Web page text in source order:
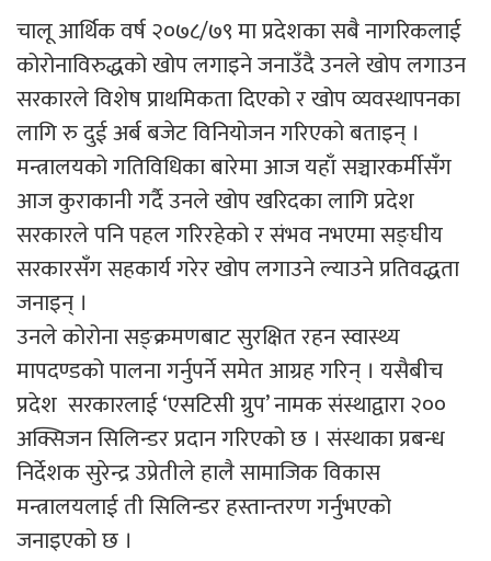
चालू आर्थिक वर्ष २०७८/७९ मा प्रदेशका सबै नागरिकलाई
कोरोनाविरुद्धको खोप लगाइने जनाउँदै उनले खोप लगाउन
सरकारले विशेष प्राथमिकता दिएको र खोप व्यवस्थापनका
लागि रु दुई अर्ब बजेट विनियोजन गरिएको बताइन् ।
मन्त्रालयको गतिविधिका बारेमा आज यहाँ सञ्चारकर्मीसँग
आज कुराकानी गर्दै उनले खोप खरिदका लागि प्रदेश
सरकारले पनि पहल गरिरहेको र संभव नभएमा सङ्घीय
सरकारसँग सहकार्य गरेर खोप लगाउने ल्याउने प्रतिवद्धता
जनाइन् ।
उनले कोरोना सङ्क्रमणबाट सुरक्षित रहन स्वास्थ्य
मापदण्डको पालना गर्नुपर्ने समेत आग्रह गरिन् । यसैबीच
प्रदेश सरकारलाई ‘एसटिसी ग्रुप’ नामक संस्थाद्वारा २००
अक्सिजन सिलिन्डर प्रदान गरिएको छ । संस्थाका प्रबन्ध
निर्देशक सुरेन्द्र उप्रेतीले हालै सामाजिक विकास
मन्त्रालयलाई ती सिलिन्डर हस्तान्तरण गर्नुभएको
जनाइएको छ ।